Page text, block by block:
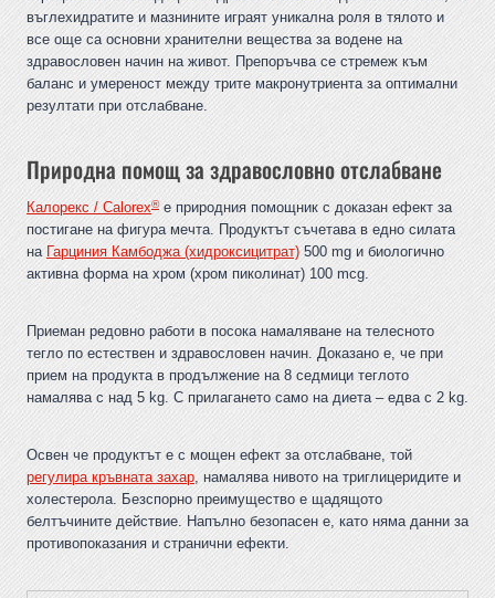
въглехидратите и мазнините играят уникална роля в тялото и
все още са основни хранителни вещества за водене на
здравословен начин на живот. Препоръчва се стремеж към
баланс и умереност между трите макронутриента за оптимални
резултати при отслабване.
Природна помощ за здравословно отслабване
Калорекс / Calorex®е природния помощник с доказан ефект за
постигане на фигура мечта. Продуктът съчетава в едно силата
на Гарциния Камбоджа (хидроксицитрат)500 mg и биологично
активна форма на хром (хром пиколинат) 100 mcg.
Приеман редовно работи в посока намаляване на телесното
тегло по естествен и здравословен начин. Доказано е, че при
прием на продукта в продължение на 8 седмици теглото
намалява с над 5 kg. С прилагането само на диета – едва с 2 kg.
Освен че продуктът е с мощен ефект за отслабване, той
регулира кръвната захар, намалява нивото на триглицеридите и
холестерола. Безспорно преимущество е щадящото
белтъчините действие. Напълно безопасен е, като няма данни за
противопоказания и странични ефекти.